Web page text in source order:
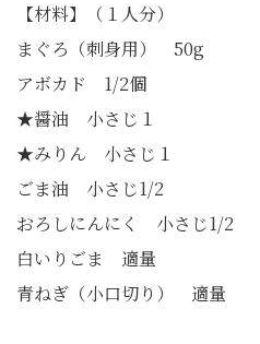
【材料】（１人分）
まぐろ（刺身用） 50g
アボカド 1/2個
★醤油 小さじ１
★みりん 小さじ１
ごま油 小さじ1/2
おろしにんにく 小さじ1/2
白いりごま 適量
青ねぎ（小口切り） 適量